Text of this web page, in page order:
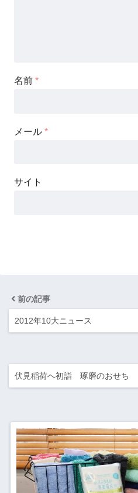
名前 *
メール *
サイト
前の記事
2012年10大ニュース
伏見稲荷へ初詣 琢磨のおせち